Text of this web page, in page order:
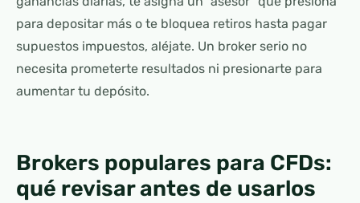
para depositar más o te bloquea retiros hasta pagar
supuestos impuestos, aléjate. Un broker serio no
necesita prometerte resultados ni presionarte para
aumentar tu depósito.
Brokers populares para CFDs:
qué revisar antes de usarlos